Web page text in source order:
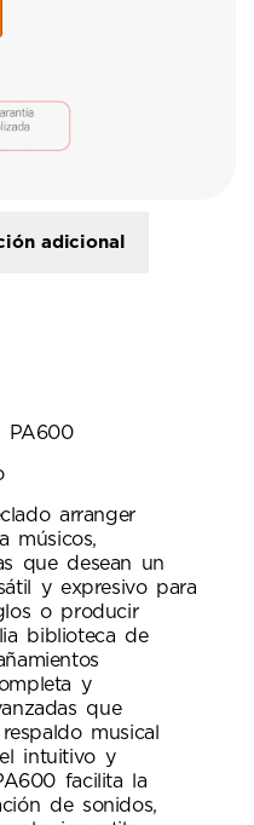
adicional
PA600
arranger
músicos,
que desean un
y expresivo para
o producir
biblioteca de
y
que
musical
intuitivo y
facilita la
de sonidos,